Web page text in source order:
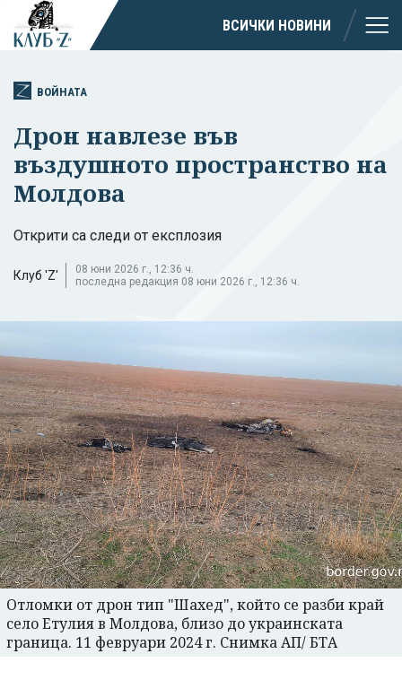
ВСИЧКИ НОВИНИ
ВОЙНАТА
Дрон навлезе във
въздушното пространство на
Молдова
Открити са следи от експлозия
Клуб 'Z'
08 юни 2026 г., 12:36 ч.
последна редакция 08 юни 2026 г., 12:36 ч.
Отломки от дрон тип "Шахед", който се разби край
село Етулия в Молдова, близо до украинската
граница. 11 февруари 2024 г. Снимка АП/ БТА